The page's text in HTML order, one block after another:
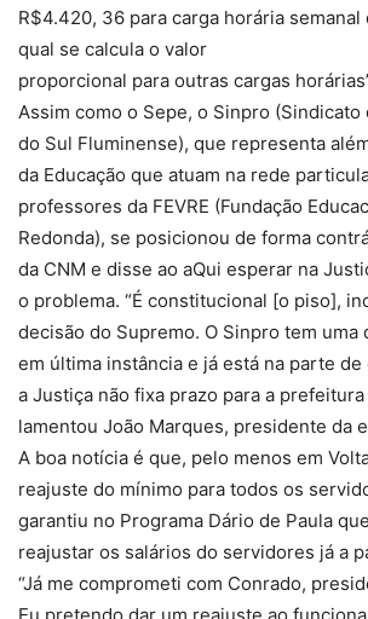
R$4.420, 36 para carga horária semanal
qual se calcula o valor
proporcional para outras cargas
Assim como o Sepe, o Sinpro
do Sul Fluminense), que representa
da Educação que atuam na rede
professores da FEVRE (Fundação
Redonda), se posicionou de forma
da CNM e disse ao aQui esperar na
o problema. “É constitucional [o piso],
decisão do Supremo. O Sinpro tem uma
em última instância e já está na parte
a Justiça não fixa prazo para a prefeitura
lamentou João Marques, presidente da
A boa notícia é que, pelo menos em
reajuste do mínimo para todos os
garantiu no Programa Dário de Paula
reajustar os salários do servidores já a
“Já me comprometi com Conrado,